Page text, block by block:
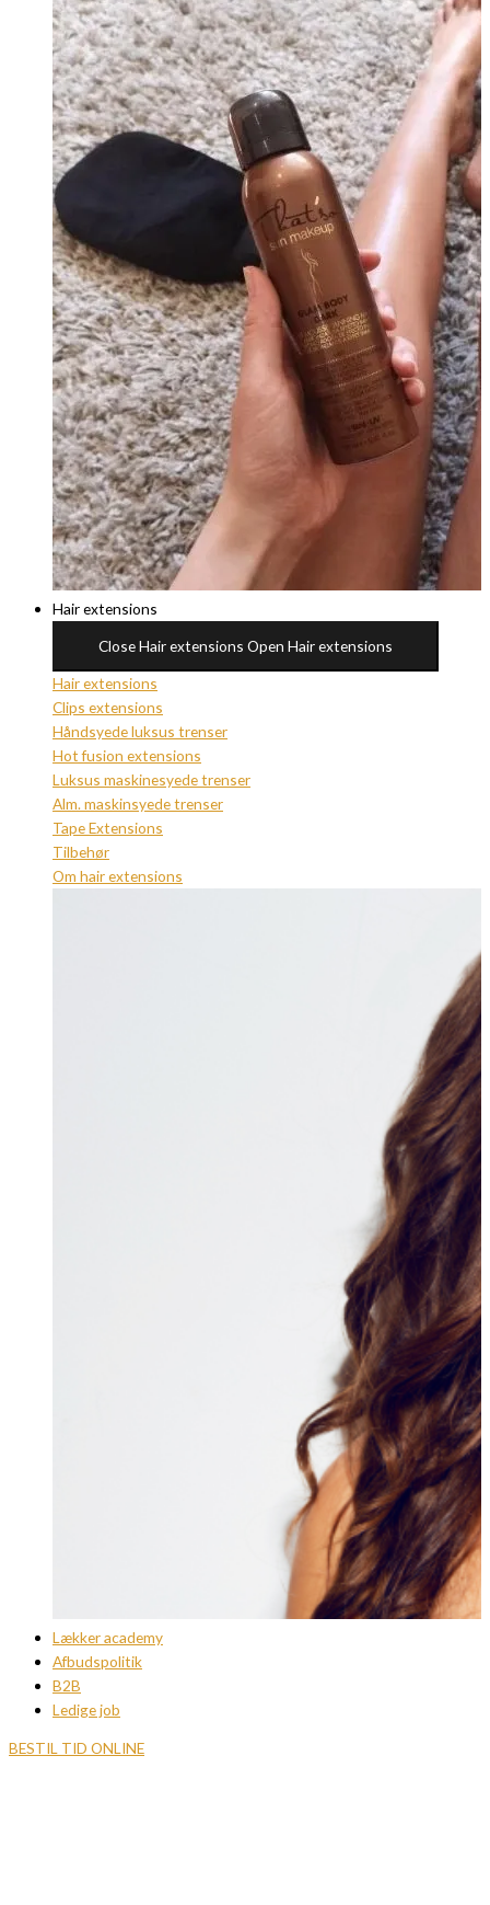
Hair extensions
Close Hair extensions Open Hair extensions
Hair extensions
Clips extensions
Håndsyede luksus trenser
Hot fusion extensions
Luksus maskinesyede trenser
Alm. maskinsyede trenser
Tape Extensions
Tilbehør
Om hair extensions
Lækker academy
Afbudspolitik
B2B
Ledige job
BESTIL TID ONLINE